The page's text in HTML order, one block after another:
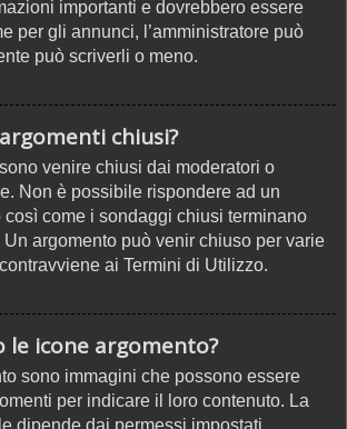
importanti e dovrebbero essere
per gli annunci, l’amministratore può
può scriverli o meno.
chiusi?
venire chiusi dai moderatori o
Non è possibile rispondere ad un
come i sondaggi chiusi terminano
argomento può venir chiuso per varie
ai Termini di Utilizzo.
le icone argomento?
sono immagini che possono essere
per indicare il loro contenuto. La
dipende dai permessi impostati